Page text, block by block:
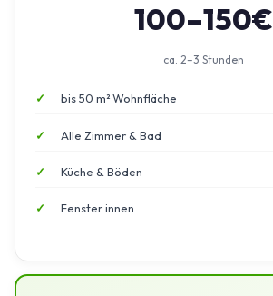
100–150€
ca. 2–3 Stunden
bis 50 m² Wohnfläche
Alle Zimmer & Bad
Küche & Böden
Fenster innen